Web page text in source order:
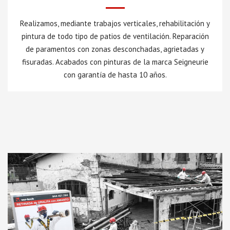
Realizamos, mediante trabajos verticales, rehabilitación y
pintura de todo tipo de patios de ventilación. Reparación
de paramentos con zonas desconchadas, agrietadas y
fisuradas. Acabados con pinturas de la marca Seigneurie
con garantía de hasta 10 años.